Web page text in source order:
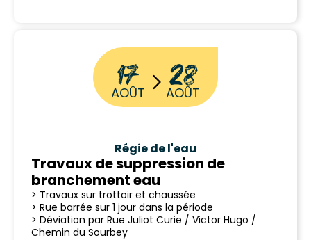
Régie de l'eau
Travaux de suppression de
branchement eau
> Travaux sur trottoir et chaussée
> Rue barrée sur 1 jour dans la période
> Déviation par Rue Juliot Curie / Victor Hugo /
Chemin du Sourbey
17
AOÛT 28
AOÛT